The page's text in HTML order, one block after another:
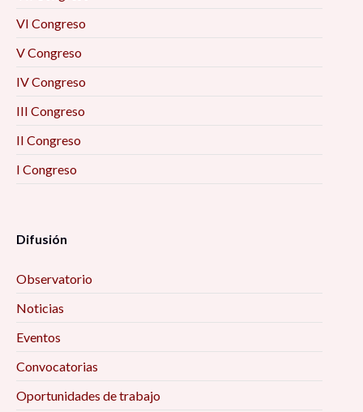
VI Congreso
V Congreso
IV Congreso
III Congreso
II Congreso
I Congreso
Difusión
Observatorio
Noticias
Eventos
Convocatorias
Oportunidades de trabajo